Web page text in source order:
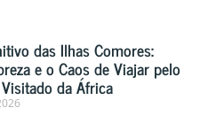
das Ilhas Comores:
e o Caos de Viajar pelo
da África